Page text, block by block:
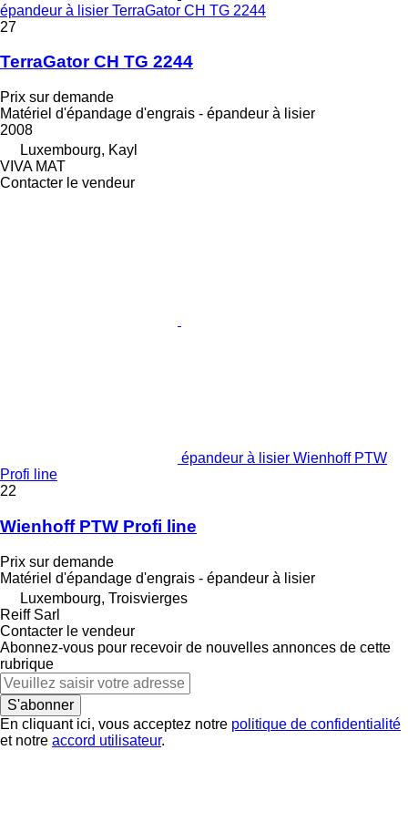
épandeur à lisier TerraGator CH TG 2244
27
TerraGator CH TG 2244
Prix sur demande
Matériel d'épandage d'engrais - épandeur à lisier
2008
Luxembourg, Kayl
VIVA MAT
Contacter le vendeur
épandeur à lisier Wienhoff PTW
Profi line
22
Wienhoff PTW Profi line
Prix sur demande
Matériel d'épandage d'engrais - épandeur à lisier
Luxembourg, Troisvierges
Reiff Sarl
Contacter le vendeur
Abonnez-vous pour recevoir de nouvelles annonces de cette
rubrique
S'abonner
En cliquant ici, vous acceptez notre politique de confidentialité
et notre accord utilisateur.